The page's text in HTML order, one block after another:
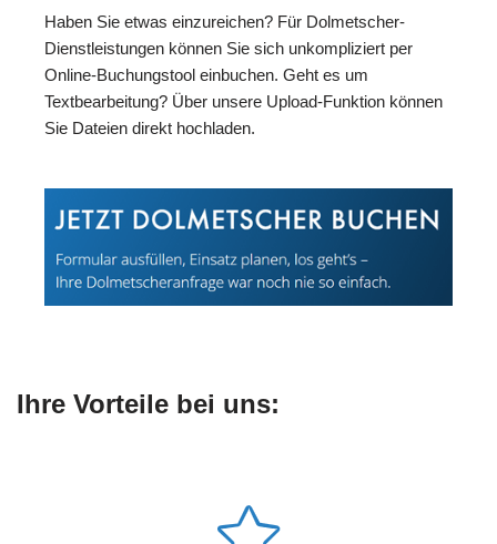
Haben Sie etwas einzureichen? Für Dolmetscher-
Dienstleistungen können Sie sich unkompliziert per
Online-Buchungstool einbuchen. Geht es um
Textbearbeitung? Über unsere Upload-Funktion können
Sie Dateien direkt hochladen.
Ihre Vorteile bei uns: